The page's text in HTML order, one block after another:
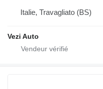
Italie, Travagliato (BS)
Vezi Auto